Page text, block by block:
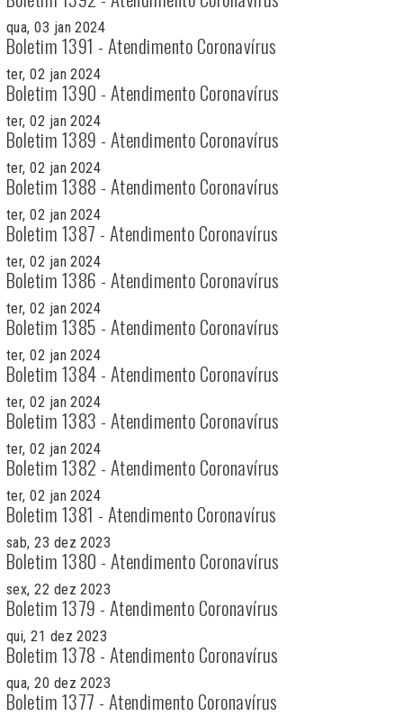
qua, 03 jan 2024
Boletim 1391 - Atendimento Coronavírus
ter, 02 jan 2024
Boletim 1390 - Atendimento Coronavírus
ter, 02 jan 2024
Boletim 1389 - Atendimento Coronavírus
ter, 02 jan 2024
Boletim 1388 - Atendimento Coronavírus
ter, 02 jan 2024
Boletim 1387 - Atendimento Coronavírus
ter, 02 jan 2024
Boletim 1386 - Atendimento Coronavírus
ter, 02 jan 2024
Boletim 1385 - Atendimento Coronavírus
ter, 02 jan 2024
Boletim 1384 - Atendimento Coronavírus
ter, 02 jan 2024
Boletim 1383 - Atendimento Coronavírus
ter, 02 jan 2024
Boletim 1382 - Atendimento Coronavírus
ter, 02 jan 2024
Boletim 1381 - Atendimento Coronavírus
sab, 23 dez 2023
Boletim 1380 - Atendimento Coronavírus
sex, 22 dez 2023
Boletim 1379 - Atendimento Coronavírus
qui, 21 dez 2023
Boletim 1378 - Atendimento Coronavírus
qua, 20 dez 2023
Boletim 1377 - Atendimento Coronavírus